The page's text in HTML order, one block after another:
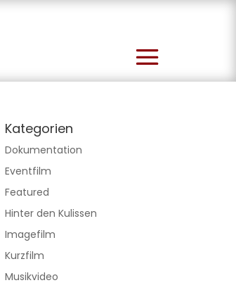
Kategorien
Dokumentation
Eventfilm
Featured
Hinter den Kulissen
Imagefilm
Kurzfilm
Musikvideo